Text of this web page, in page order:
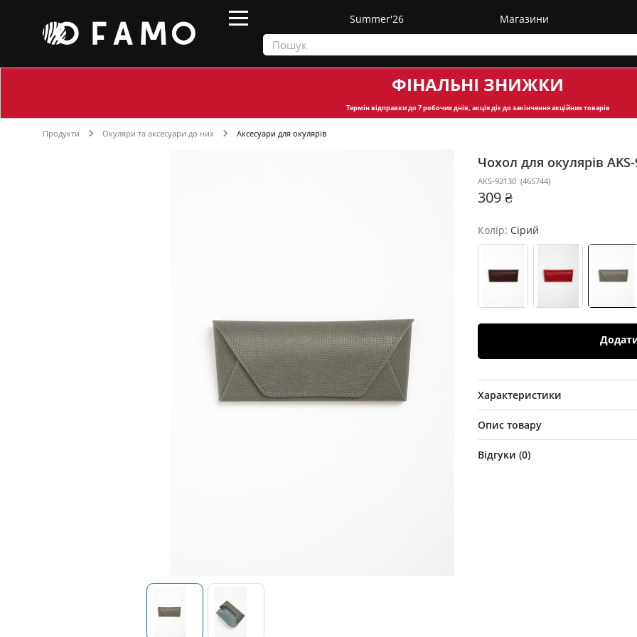
Summer'26 Магазини
ФІНАЛЬНІ ЗНИЖКИ
Термін відправкидо 7 робочих днів, акція діє до закінчення акційних товарів
Продукти Окуляри та аксесуари до них Аксесуари для окулярів
Чохол для окулярів
AKS-92130 (465744)
309 ₴
Колір: Сірий
Характеристики
Опис товару
Відгуки (0)